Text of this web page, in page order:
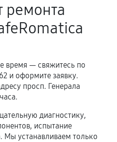
действует
попадание влаги,
или вмешательство
если иное не
ремонта
время — свяжитесь по
и оформите заявку.
просп. Генерала
диагностику,
испытание
Мы устанавливаем только